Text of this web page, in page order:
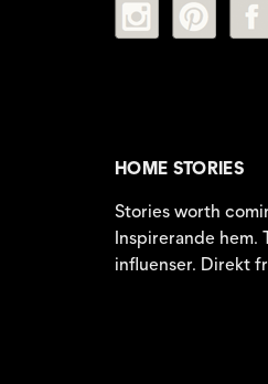
HOME STORIES
Stories worth
Inspirerande
influenser. Direkt